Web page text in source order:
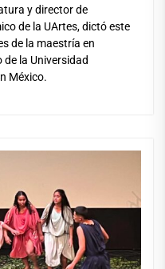
y director de
de la UArtes, dictó este
de la maestría en
la Universidad
México.